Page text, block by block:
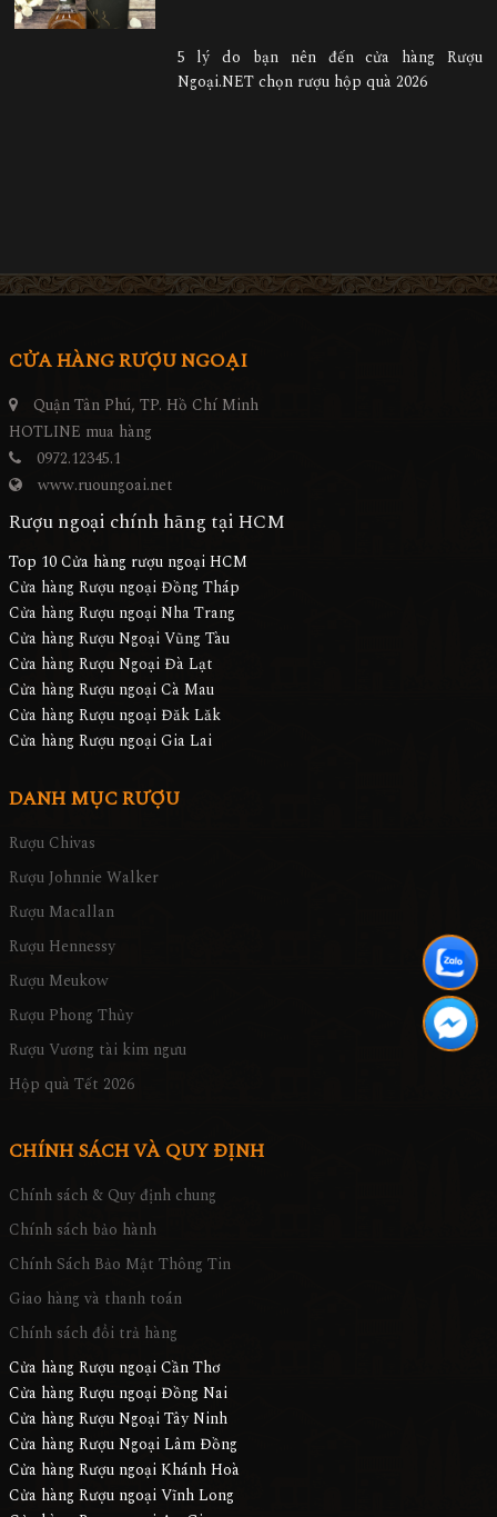
5 lý do bạn nên đến cửa hàng Rượu
Ngoại.NET chọn rượu hộp quà 2026
CỬA HÀNG RƯỢU NGOẠI
Quận Tân Phú, TP. Hồ Chí Minh
HOTLINE mua hàng
0972.12345.1
www.ruoungoai.net
Rượu ngoại chính hãng tại HCM
Top 10 Cửa hàng rượu ngoại HCM
Cửa hàng Rượu ngoại Đồng Tháp
Cửa hàng Rượu ngoại Nha Trang
Cửa hàng Rượu Ngoại Vũng Tàu
Cửa hàng Rượu Ngoại Đà Lạt
Cửa hàng Rượu ngoại Cà Mau
Cửa hàng Rượu ngoại Đăk Lăk
Cửa hàng Rượu ngoại Gia Lai
DANH MỤC RƯỢU
Rượu Chivas
Rượu Johnnie Walker
Rượu Macallan
Rượu Hennessy
Rượu Meukow
Rượu Phong Thủy
Rượu Vương tài kim ngưu
Hộp quà Tết 2026
CHÍNH SÁCH VÀ QUY ĐỊNH
Chính sách & Quy định chung
Chính sách bảo hành
Chính Sách Bảo Mật Thông Tin
Giao hàng và thanh toán
Chính sách đổi trả hàng
Cửa hàng Rượu ngoại Cần Thơ
Cửa hàng Rượu ngoại Đồng Nai
Cửa hàng Rượu Ngoại Tây Ninh
Cửa hàng Rượu Ngoại Lâm Đồng
Cửa hàng Rượu ngoại Khánh Hoà
Cửa hàng Rượu ngoại Vĩnh Long